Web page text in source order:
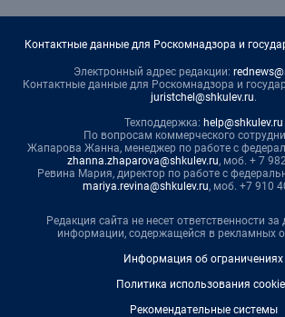
Контактные данные для Роскомнадзора и
Электронный адрес редакции:
Контактные данные для Роскомнадзора и
juristchel@shkulev.ru.
Техподдержка: help@shkulev.ru
По вопросам коммерческого
Жапарова Жанна, менеджер по работе с
zhanna.zhaparova@shkulev.ru, моб. + 7
Ревина Мария, директор по работе с
mariya.revina@shkulev.ru, моб. +7 910
Редакция сайта не несет ответственности за
информации, содержащейся в рекламных
Информация об ограничениях
Политика использования
Рекомендательные системы